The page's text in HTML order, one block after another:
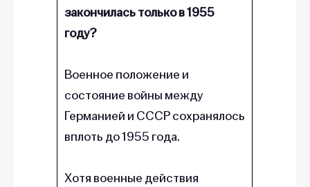
закончилась только в 1955
году?
Военное положение и
состояние войны между
Германией и СССР сохранялось
вплоть до 1955 года.
Хотя военные действия